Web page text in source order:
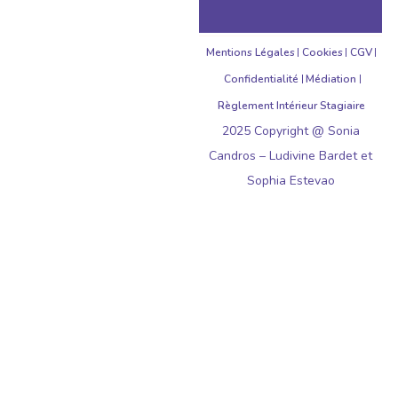
Mentions Légales Cookies CGV
Confidentialité Médiation
Règlement Intérieur Stagiaire
2025 Copyright @ Sonia
Candros – Ludivine Bardet et
Sophia Estevao